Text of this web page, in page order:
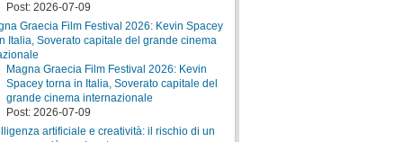
Post: 2026-07-09
Magna Graecia Film Festival 2026: Kevin
Spacey torna in Italia, Soverato capitale del
grande cinema internazionale
Post: 2026-07-09